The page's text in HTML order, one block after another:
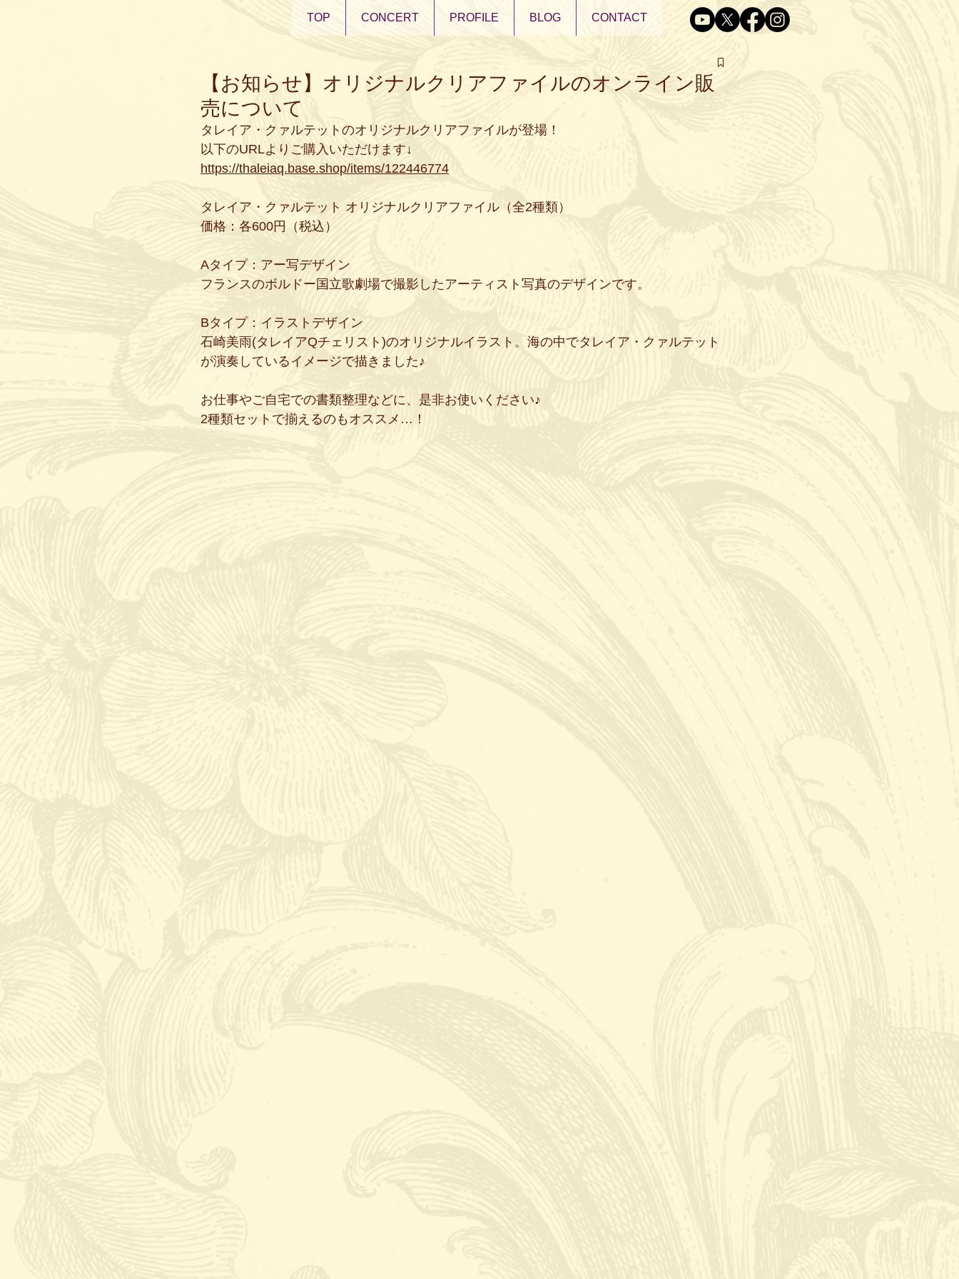
TOP CONCERT PROFILE BLOG CONTACT
【お知らせ】オリジナルクリアファイルのオンライン販
売について
タレイア・クァルテットのオリジナルクリアファイルが登場！
以下のURLよりご購入いただけます↓
https://thaleiaq.base.shop/items/122446774
タレイア・クァルテット オリジナルクリアファイル（全2種類）
価格：各600円（税込）
Aタイプ：アー写デザイン
フランスのボルドー国立歌劇場で撮影したアーティスト写真のデザインです。
Bタイプ：イラストデザイン
石崎美雨(タレイアQチェリスト)のオリジナルイラスト。海の中でタレイア・クァルテット
が演奏しているイメージで描きました♪
お仕事やご自宅での書類整理などに、是非お使いください♪
2種類セットで揃えるのもオススメ…！